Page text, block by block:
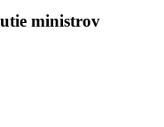
ministrov